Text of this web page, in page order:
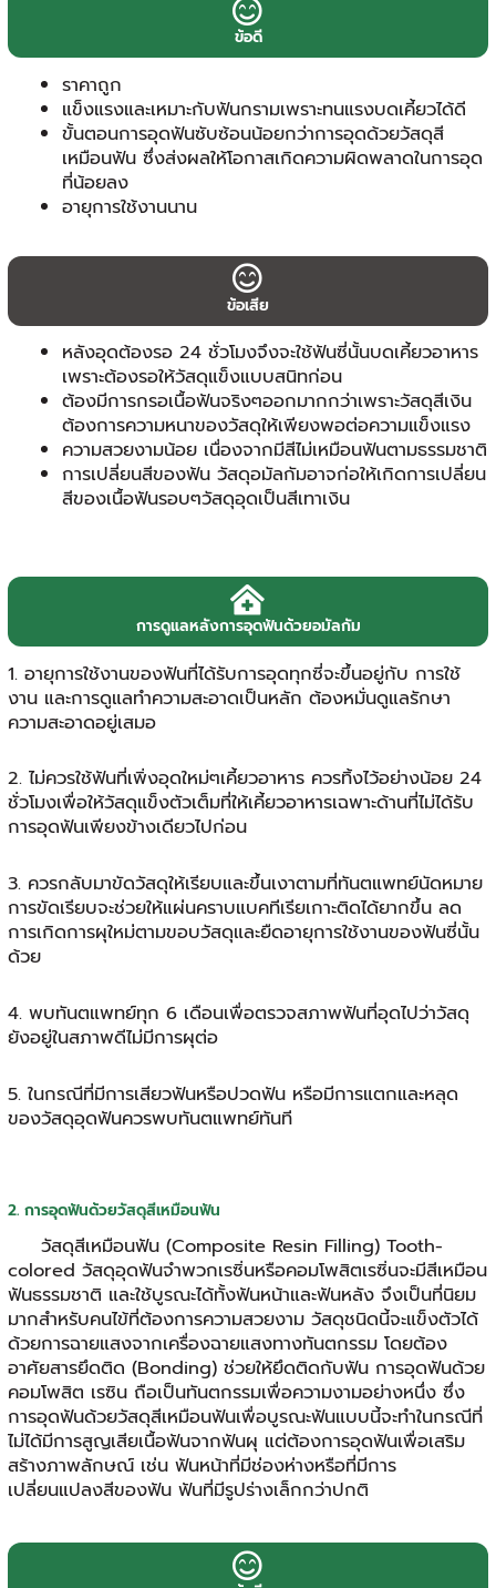
ข้อดี
ราคาถูก
แข็งแรงและเหมาะกับฟันกรามเพราะทนแรงบดเคี้ยวได้ดี
ขั้นตอนการอุดฟันซับซ้อนน้อยกว่าการอุดด้วยวัสดุสี
เหมือนฟัน ซึ่งส่งผลให้โอกาสเกิดความผิดพลาดในการอุด
ที่น้อยลง
อายุการใช้งานนาน
ข้อเสีย
หลังอุดต้องรอ 24 ชั่วโมงจึงจะใช้ฟันซี่นั้นบดเคี้ยวอาหาร
เพราะต้องรอให้วัสดุแข็งแบบสนิทก่อน
ต้องมีการกรอเนื้อฟันจริงๆออกมากกว่าเพราะวัสดุสีเงิน
ต้องการความหนาของวัสดุให้เพียงพอต่อความแข็งแรง
ความสวยงามน้อย เนื่องจากมีสีไม่เหมือนฟันตามธรรมชาติ
การเปลี่ยนสีของฟัน วัสดุอมัลกัมอาจก่อให้เกิดการเปลี่ยน
สีของเนื้อฟันรอบๆวัสดุอุดเป็นสีเทาเงิน
การดูแลหลังการอุดฟันด้วยอมัลกัม
1. อายุการใช้งานของฟันที่ได้รับการอุดทุกซี่จะขึ้นอยู่กับ การใช้
งาน และการดูแลทำความสะอาดเป็นหลัก ต้องหมั่นดูแลรักษา
ความสะอาดอยู่เสมอ
2. ไม่ควรใช้ฟันที่เพิ่งอุดใหม่ๆเคี้ยวอาหาร ควรทิ้งไว้อย่างน้อย 24
ชั่วโมงเพื่อให้วัสดุแข็งตัวเต็มที่ให้เคี้ยวอาหารเฉพาะด้านที่ไม่ได้รับ
การอุดฟันเพียงข้างเดียวไปก่อน
3. ควรกลับมาขัดวัสดุให้เรียบและขึ้นเงาตามที่ทันตแพทย์นัดหมาย
การขัดเรียบจะช่วยให้แผ่นคราบแบคทีเรียเกาะติดได้ยากขึ้น ลด
การเกิดการผุใหม่ตามขอบวัสดุและยืดอายุการใช้งานของฟันซี่นั้น
ด้วย
4. พบทันตแพทย์ทุก 6 เดือนเพื่อตรวจสภาพฟันที่อุดไปว่าวัสดุ
ยังอยู่ในสภาพดีไม่มีการผุต่อ
5. ในกรณีที่มีการเสียวฟันหรือปวดฟัน หรือมีการแตกและหลุด
ของวัสดุอุดฟันควรพบทันตแพทย์ทันที
2. การอุดฟันด้วยวัสดุสีเหมือนฟัน
วัสดุสีเหมือนฟัน (Composite Resin Filling) Tooth-
colored วัสดุอุดฟันจำพวกเรซิ่นหรือคอมโพสิตเรซิ่นจะมีสีเหมือน
ฟันธรรมชาติ และใช้บูรณะได้ทั้งฟันหน้าและฟันหลัง จึงเป็นที่นิยม
มากสำหรับคนไข้ที่ต้องการความสวยงาม วัสดุชนิดนี้จะแข็งตัวได้
ด้วยการฉายแสงจากเครื่องฉายแสงทางทันตกรรม โดยต้อง
อาศัยสารยึดติด (Bonding) ช่วยให้ยึดติดกับฟัน การอุดฟันด้วย
คอมโพสิต เรซิน ถือเป็นทันตกรรมเพื่อความงามอย่างหนึ่ง ซึ่ง
การอุดฟันด้วยวัสดุสีเหมือนฟันเพื่อบูรณะฟันแบบนี้จะทำในกรณีที่
ไม่ได้มีการสูญเสียเนื้อฟันจากฟันผุ แต่ต้องการอุดฟันเพื่อเสริม
สร้างภาพลักษณ์ เช่น ฟันหน้าที่มีช่องห่างหรือที่มีการ
เปลี่ยนแปลงสีของฟัน ฟันที่มีรูปร่างเล็กกว่าปกติ